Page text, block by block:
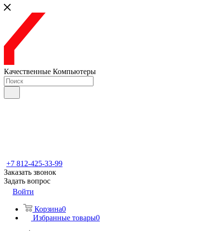
Качественные Компьютеры
+7 812-425-33-99
Заказать звонок
Задать вопрос
Войти
Корзина0
Избранные товары0